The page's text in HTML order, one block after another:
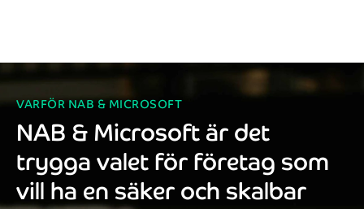
VARFÖR NAB & MICROSOFT
NAB & Microsoft är det
trygga valet för företag som
vill ha en säker och skalbar